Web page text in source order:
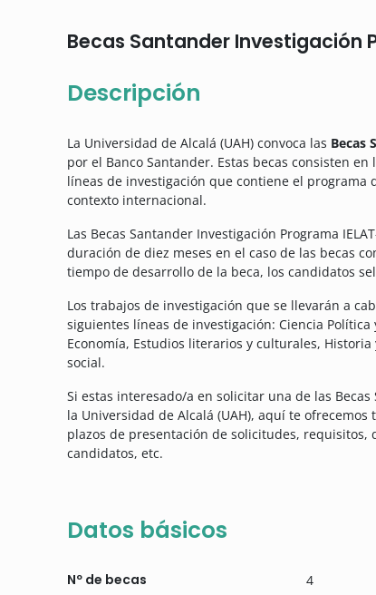
Becas Santander Investigación
Descripción
La Universidad de Alcalá (UAH) convoca las Becas
por el Banco Santander. Estas becas consisten
líneas de investigación que contiene el programa
contexto internacional.
Las Becas Santander Investigación Programa
duración de diez meses en el caso de las becas
tiempo de desarrollo de la beca, los candidatos
Los trabajos de investigación que se llevarán a
siguientes líneas de investigación: Ciencia
Economía, Estudios literarios y culturales,
social.
Si estas interesado/a en solicitar una de las
la Universidad de Alcalá (UAH), aquí te
plazos de presentación de solicitudes, requisitos,
candidatos, etc.
Datos básicos
Nº de becas 4